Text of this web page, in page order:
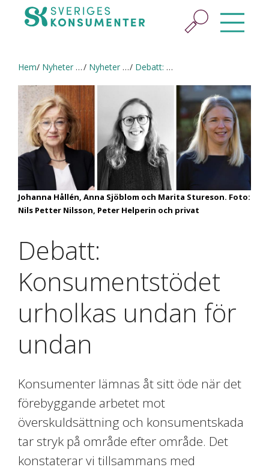
Hem Nyheter & press Nyheter och pressmeddelanden Debatt: Konsumentstödet urholkas undan för undan
Johanna Hållén, Anna Sjöblom och Marita Stureson. Foto:
Nils Petter Nilsson, Peter Helperin och privat
Debatt:
Konsumentstödet
urholkas undan för
undan
Konsumenter lämnas åt sitt öde när det
förebyggande arbetet mot
överskuldsättning och konsumentskada
tar stryk på område efter område. Det
konstaterar vi tillsammans med